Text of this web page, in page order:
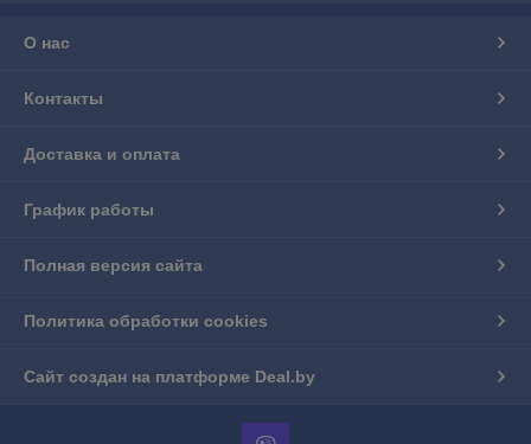
О нас
Контакты
Доставка и оплата
График работы
Полная версия сайта
Политика обработки cookies
Сайт создан на платформе Deal.by